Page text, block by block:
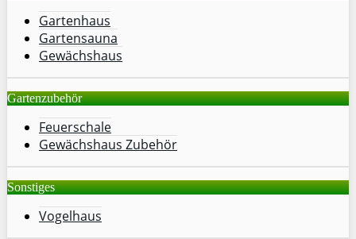
Gartenhaus
Gartensauna
Gewächshaus
Gartenzubehör
Feuerschale
Gewächshaus Zubehör
Sonstiges
Vogelhaus